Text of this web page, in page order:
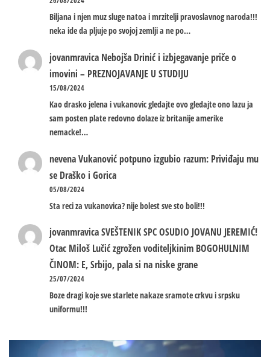
Biljana i njen muz sluge natoa i mrzitelji pravoslavnog naroda!!!
neka ide da pljuje po svojoj zemlji a ne po…
jovanmravica Nebojša Drinić i izbjegavanje priče o
imovini – PREZNOJAVANJE U STUDIJU
15/08/2024
Kao drasko jelena i vukanovic gledajte ovo gledajte ono lazu ja
sam posten plate redovno dolaze iz britanije amerike
nemacke!…
nevenaVukanović potpuno izgubio razum: Priviđaju mu
se Draško i Gorica
05/08/2024
Sta reci za vukanovica? nije bolest sve sto boli!!!
jovanmravicaSVEŠTENIK SPC OSUDIO JOVANU JEREMIĆ!
Otac Miloš Lučić zgrožen voditeljkinim BOGOHULNIM
ČINOM: E, Srbijo, pala si na niske grane
25/07/2024
Boze dragi koje sve starlete nakaze sramote crkvu i srpsku
uniformu!!!